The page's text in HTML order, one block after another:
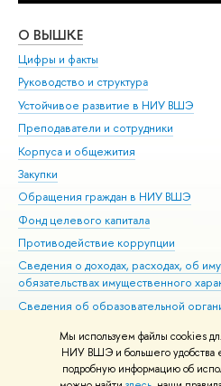
Мы используем файлы cookies
НИУ ВШЭ и большего удобства
подробную информацию об
О ВЫШКЕ
Цифры и факты
Руководство и структура
Устойчивое развитие в НИУ ВШЭ
Преподаватели и сотрудники
Корпуса и общежития
Закупки
Обращения граждан в НИУ ВШЭ
Фонд целевого капитала
Противодействие коррупции
Сведения о доходах, расходах, об
обязательствах имущественного
Сведения об образовательной
Людям с ограниченными
Единая платежная страница
Работа в Вышке